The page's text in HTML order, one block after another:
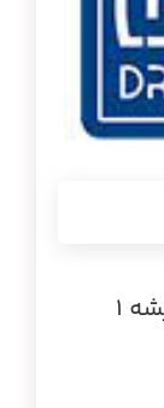
مونو اتانول آمين Extra pure شيشه 1